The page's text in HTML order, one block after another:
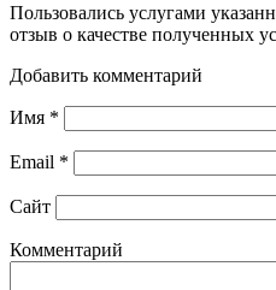
Пользовались услугами
отзыв о качестве полученных
Добавить комментарий
Имя *
Email *
Сайт
Комментарий